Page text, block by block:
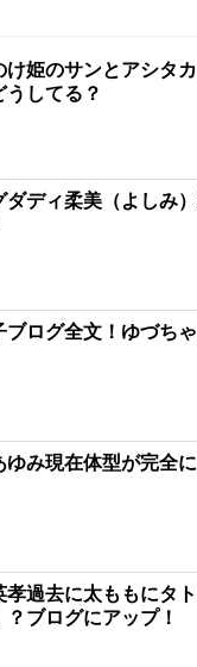
け姫のサンとアシタ
うしてる？
ダディ柔美（よしみ
ブログ全文！ゆづち
ゆみ現在体型が完全
孝過去に太ももにタ
ブログにアップ！